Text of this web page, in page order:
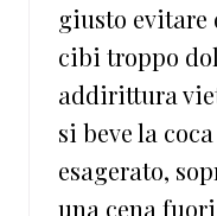
giusto evitare
cibi troppo
addirittura
si beve la
esagerato,
una cena